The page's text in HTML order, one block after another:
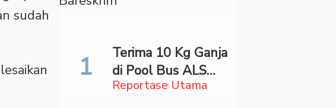
sudah
Reportase Utama
Terima 10 Kg Ganja
di Pool Bus ALS
Surabaya,